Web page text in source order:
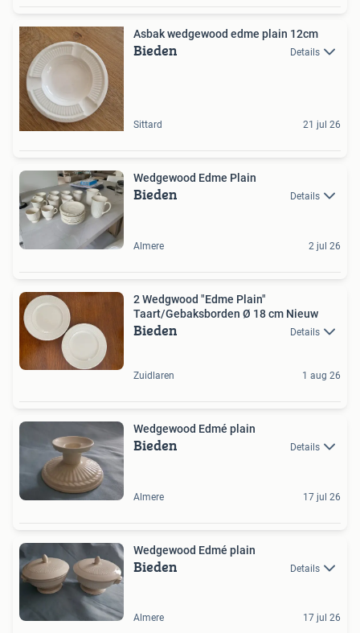
Asbak wedgewood edme plain 12cm
Bieden Details
Sittard 21 jul 26
Wedgewood Edme Plain
Bieden Details
Almere 2 jul 26
2 Wedgwood "Edme Plain"
Taart/Gebaksborden Ø 18 cm Nieuw
Bieden Details
Zuidlaren 1 aug 26
Wedgewood Edmé plain
Bieden Details
Almere 17 jul 26
Wedgewood Edmé plain
Bieden Details
Almere 17 jul 26